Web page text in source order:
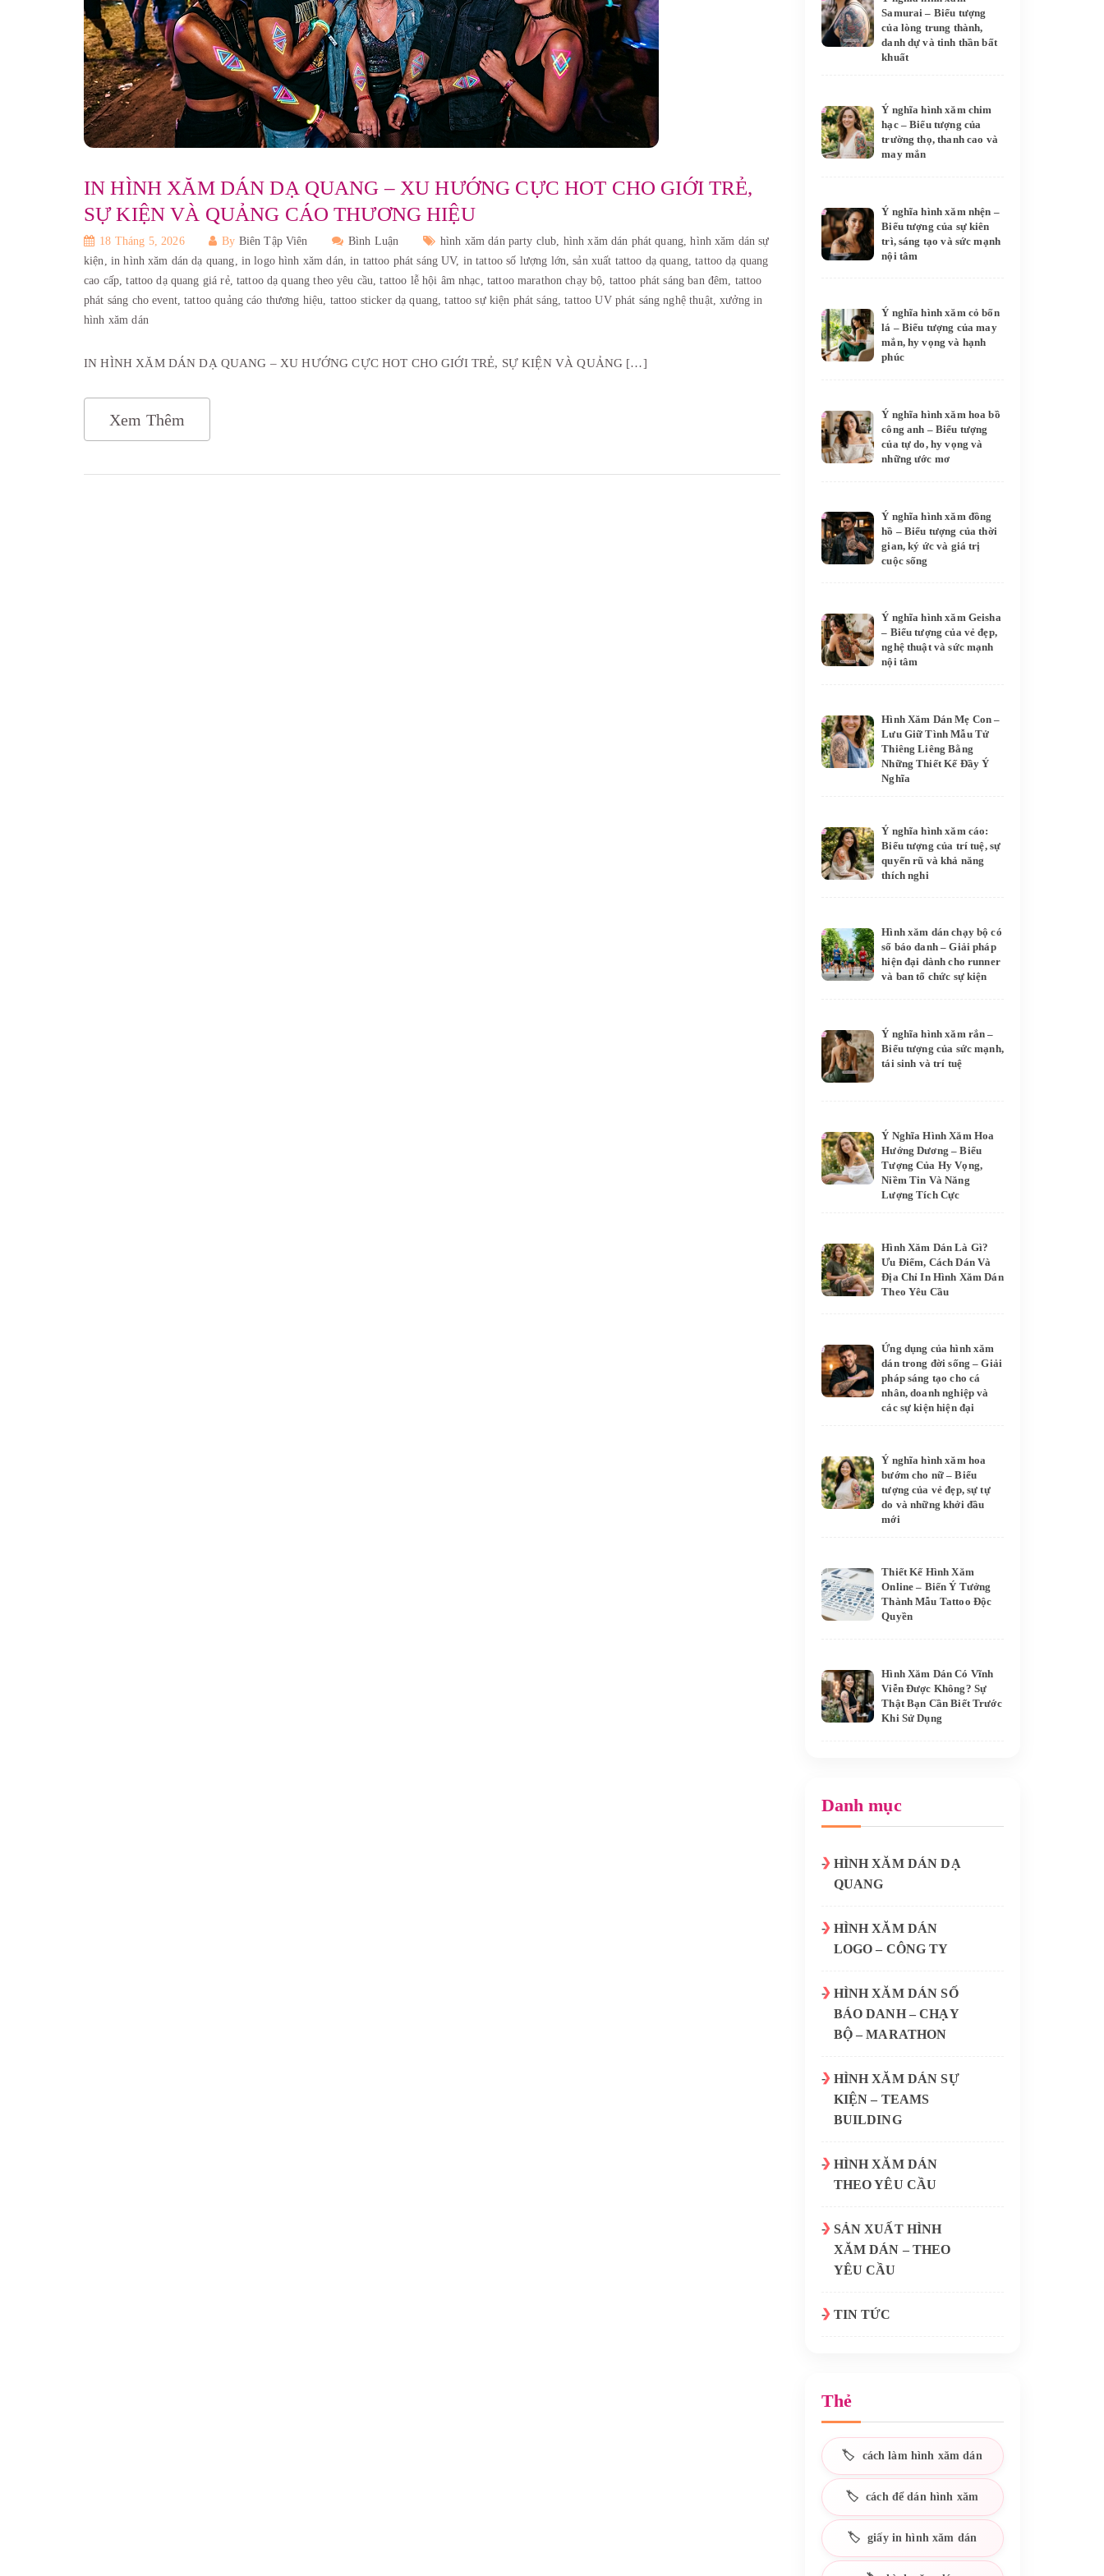
IN HÌNH XĂM DÁN DẠ QUANG – XU HƯỚNG CỰC HOT CHO GIỚI TRẺ,
SỰ KIỆN VÀ QUẢNG CÁO THƯƠNG HIỆU
18 Tháng 5, 2026 By Biên Tập Viên Bình Luận hình xăm dán party club, hình xăm dán phát quang,hình xăm dán sự
kiện, in hình xăm dán dạ quang, in logo hình xăm dán,in tattoo phát sáng UV, in tattoo số lượng lớn,sản xuất tattoo dạ quang,tattoo dạ quang
cao cấp,tattoo dạ quang giá rẻ, tattoo dạ quang theo yêu cầu,tattoo lễ hội âm nhạc, tattoo marathon chạy bộ, tattoo phát sáng ban đêm, tattoo
phát sáng cho event,tattoo quảng cáo thương hiệu, tattoo sticker dạ quang,tattoo sự kiện phát sáng,tattoo UV phát sáng nghệ thuật,xưởng in
hình xăm dán
IN HÌNH XĂM DÁN DẠ QUANG – XU HƯỚNG CỰC HOT CHO GIỚI TRẺ, SỰ KIỆN VÀ QUẢNG […]
Xem Thêm
Samurai – Biểu tượng
của lòng trung thành,
danh dự và tinh thần bất
khuất
Ý nghĩa hình xăm chim
hạc – Biểu tượng của
trường thọ, thanh cao và
may mắn
Ý nghĩa hình xăm nhện –
Biểu tượng của sự kiên
trì, sáng tạo và sức mạnh
nội tâm
Ý nghĩa hình xăm cỏ bốn
lá – Biểu tượng của may
mắn, hy vọng và hạnh
phúc
Ý nghĩa hình xăm hoa bồ
công anh – Biểu tượng
của tự do, hy vọng và
những ước mơ
Ý nghĩa hình xăm đồng
hồ – Biểu tượng của thời
gian, ký ức và giá trị
cuộc sống
Ý nghĩa hình xăm Geisha
– Biểu tượng của vẻ đẹp,
nghệ thuật và sức mạnh
nội tâm
Hình Xăm Dán Mẹ Con –
Lưu Giữ Tình Mẫu Tử
Thiêng Liêng Bằng
Những Thiết Kế Đầy Ý
Nghĩa
Ý nghĩa hình xăm cáo:
Biểu tượng của trí tuệ, sự
quyến rũ và khả năng
thích nghi
Hình xăm dán chạy bộ có
số báo danh – Giải pháp
hiện đại dành cho runner
và ban tổ chức sự kiện
Ý nghĩa hình xăm rắn –
Biểu tượng của sức mạnh,
tái sinh và trí tuệ
Ý Nghĩa Hình Xăm Hoa
Hướng Dương – Biểu
Tượng Của Hy Vọng,
Niềm Tin Và Năng
Lượng Tích Cực
Hình Xăm Dán Là Gì?
Ưu Điểm, Cách Dán Và
Địa Chỉ In Hình Xăm Dán
Theo Yêu Cầu
Ứng dụng của hình xăm
dán trong đời sống – Giải
pháp sáng tạo cho cá
nhân, doanh nghiệp và
các sự kiện hiện đại
Ý nghĩa hình xăm hoa
bướm cho nữ – Biểu
tượng của vẻ đẹp, sự tự
do và những khởi đầu
mới
Thiết Kế Hình Xăm
Online – Biến Ý Tưởng
Thành Mẫu Tattoo Độc
Quyền
Hình Xăm Dán Có Vĩnh
Viễn Được Không? Sự
Thật Bạn Cần Biết Trước
Khi Sử Dụng
Danh mục
HÌNH XĂM DÁN DẠ
QUANG
HÌNH XĂM DÁN
LOGO – CÔNG TY
HÌNH XĂM DÁN SỐ
BÁO DANH – CHẠY
BỘ – MARATHON
HÌNH XĂM DÁN SỰ
KIỆN – TEAMS
BUILDING
HÌNH XĂM DÁN
THEO YÊU CẦU
SẢN XUẤT HÌNH
XĂM DÁN – THEO
YÊU CẦU
TIN TỨC
Thẻ
cách làm hình xăm dán
cách để dán hình xăm
giấy in hình xăm dán